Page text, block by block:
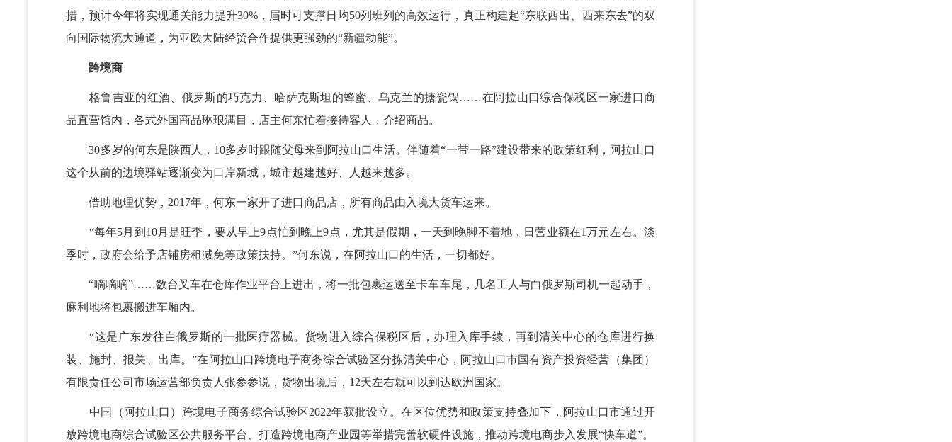
措，预计今年将实现通关能力提升30%，届时可支撑日均50列班列的高效运行，真正构建起“东联西出、西来东去”的双
向国际物流大通道，为亚欧大陆经贸合作提供更强劲的“新疆动能”。
跨境商
格鲁吉亚的红酒、俄罗斯的巧克力、哈萨克斯坦的蜂蜜、乌克兰的搪瓷锅……在阿拉山口综合保税区一家进口商
品直营馆内，各式外国商品琳琅满目，店主何东忙着接待客人，介绍商品。
30多岁的何东是陕西人，10多岁时跟随父母来到阿拉山口生活。伴随着“一带一路”建设带来的政策红利，阿拉山口
这个从前的边境驿站逐渐变为口岸新城，城市越建越好、人越来越多。
借助地理优势，2017年，何东一家开了进口商品店，所有商品由入境大货车运来。
“每年5月到10月是旺季，要从早上9点忙到晚上9点，尤其是假期，一天到晚脚不着地，日营业额在1万元左右。淡
季时，政府会给予店铺房租减免等政策扶持。”何东说，在阿拉山口的生活，一切都好。
“嘀嘀嘀”……数台叉车在仓库作业平台上进出，将一批包裹运送至卡车车尾，几名工人与白俄罗斯司机一起动手，
麻利地将包裹搬进车厢内。
“这是广东发往白俄罗斯的一批医疗器械。货物进入综合保税区后，办理入库手续，再到清关中心的仓库进行换
装、施封、报关、出库。”在阿拉山口跨境电子商务综合试验区分拣清关中心，阿拉山口市国有资产投资经营（集团）
有限责任公司市场运营部负责人张参参说，货物出境后，12天左右就可以到达欧洲国家。
中国（阿拉山口）跨境电子商务综合试验区2022年获批设立。在区位优势和政策支持叠加下，阿拉山口市通过开
放跨境电商综合试验区公共服务平台、打造跨境电商产业园等举措完善软硬件设施，推动跨境电商步入发展“快车道”。